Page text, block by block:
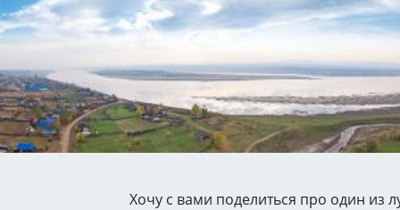
Хочу с вами поделиться про один из